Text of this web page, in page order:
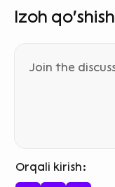
Izoh qo‘shish
Orqali kirish